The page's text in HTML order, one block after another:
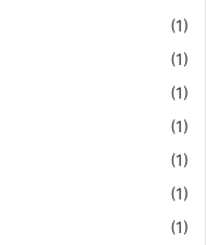
(1)
(1)
(1)
(1)
(1)
(1)
(1)